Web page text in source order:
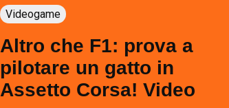
Videogame
Altro che F1: prova a
pilotare un gatto in
Assetto Corsa! Video